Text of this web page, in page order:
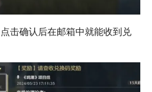
击确认后在邮箱中就能收到兑